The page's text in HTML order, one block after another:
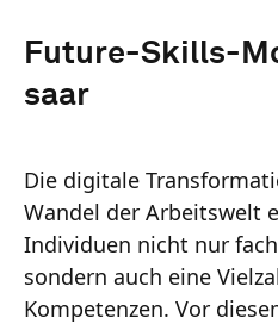
Future-Skills-
saar
Die digitale
Wandel der Arbeitswelt
Individuen nicht nur
sondern auch eine
Kompetenzen. Vor